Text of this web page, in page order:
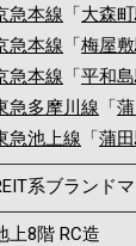
急本線 「大森
急本線 「梅屋
急本線 「平和
急多摩川線 「
急池上線 「蒲
系ブランド
上8階 RC造